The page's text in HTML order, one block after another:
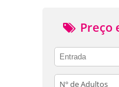
Preço
adults